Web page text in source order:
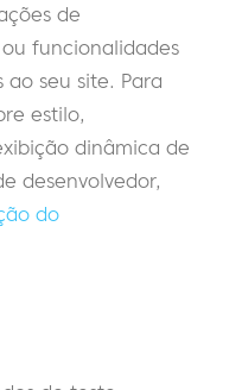
de
funcionalidades
ao seu site. Para
estilo,
dinâmica de
desenvolvedor,
do